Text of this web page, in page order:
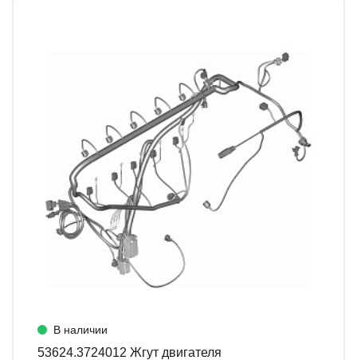
В наличии
53624.3724012 Жгут двигателя